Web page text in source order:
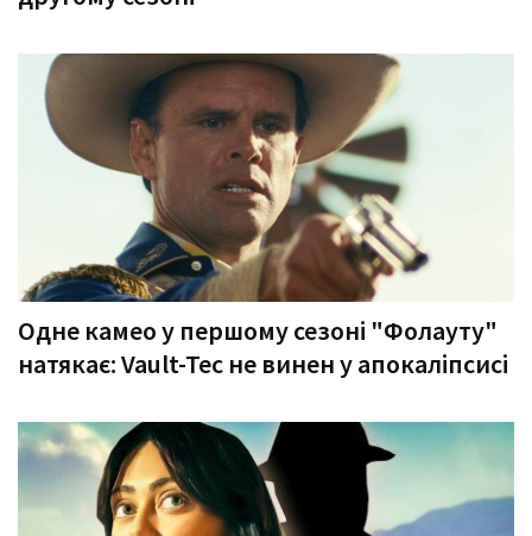
Одне камео у першому сезоні "Фолауту"
натякає: Vault-Tec не винен у апокаліпсисі